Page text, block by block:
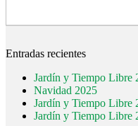
Entradas recientes
Jardín y Tiempo Libre
Navidad 2025
Jardín y Tiempo Libre
Jardín y Tiempo Libre